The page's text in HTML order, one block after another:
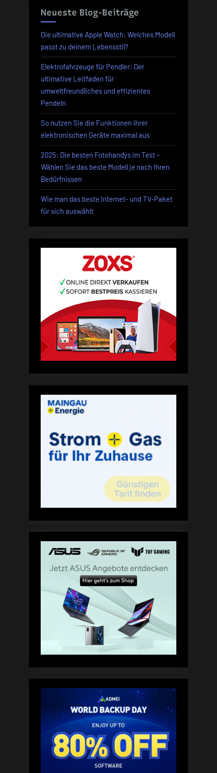
sich!“
Neueste Blog-Beiträge
Die ultimative Apple Watch: Welches Modell
passt zu deinem Lebensstil?
Elektrofahrzeuge für Pendler: Der
ultimative Leitfaden für
umweltfreundliches und effizientes
Pendeln
So nutzen Sie die Funktionen Ihrer
elektronischen Geräte maximal aus
2025: Die besten Fotohandys im Test –
Wählen Sie das beste Modell je nach Ihren
Bedürfnissen
Wie man das beste Internet- und TV-Paket
für sich auswählt